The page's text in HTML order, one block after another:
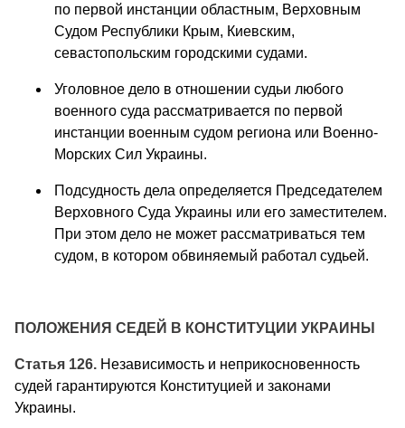
по первой инстанции областным, Верховным
Судом Республики Крым, Киевским,
севастопольским городскими судами.
Уголовное дело в отношении судьи любого
военного суда рассматривается по первой
инстанции военным судом региона или Военно-
Морских Сил Украины.
Подсудность дела определяется Председателем
Верховного Суда Украины или его заместителем.
При этом дело не может рассматриваться тем
судом, в котором обвиняемый работал судьей.
ПОЛОЖЕНИЯ СЕДЕЙ В КОНСТИТУЦИИ УКРАИНЫ
Статья 126. Независимость и неприкосновенность
судей гарантируются Конституцией и законами
Украины.